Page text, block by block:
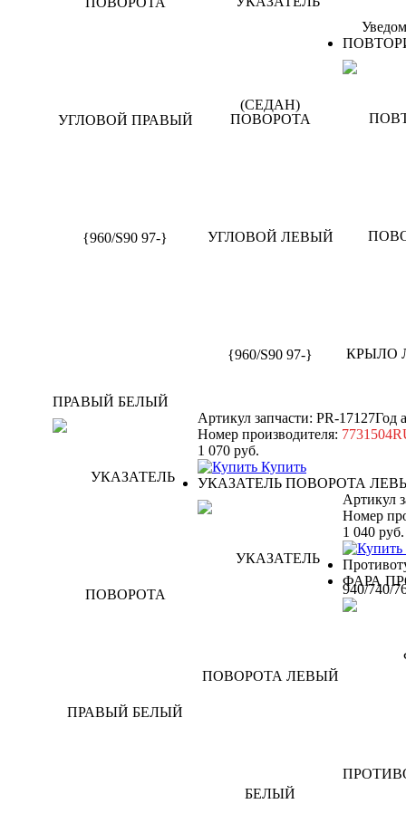
ПРАВЫЙ БЕЛЫЙ
Артикул запчасти: PR-17127Год
Номер производителя:
1 070 руб.
Купить
УКАЗАТЕЛЬ ПОВОРОТА
Артикул
Номер
1 040 руб.
ФАРА